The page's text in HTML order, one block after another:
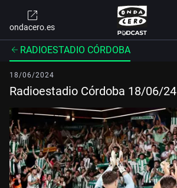
ondacero.es
RADIOESTADIO CÓRDOBA
18/06/2024
Radioestadio Córdoba 18/06/24